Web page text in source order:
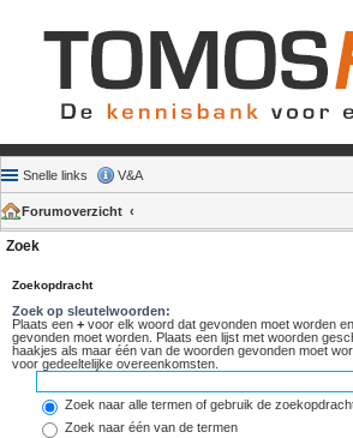
Snelle links V&A
Forumoverzicht
Zoek
Zoekopdracht
Zoek op sleutelwoorden:
Plaats een + voor elk woord dat gevonden moet worden
gevonden moet worden. Plaats een lijst met woorden
haakjes als maar één van de woorden gevonden moet
voor gedeeltelijke overeenkomsten.
Zoek naar alle termen of gebruik de
Zoek naar één van de termen